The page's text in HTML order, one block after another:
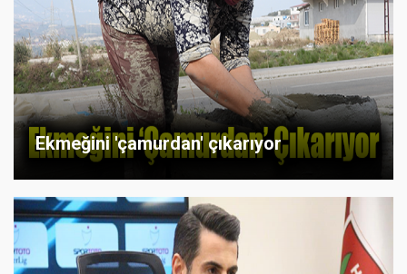
Ekmeğini 'çamurdan' çıkarıyor